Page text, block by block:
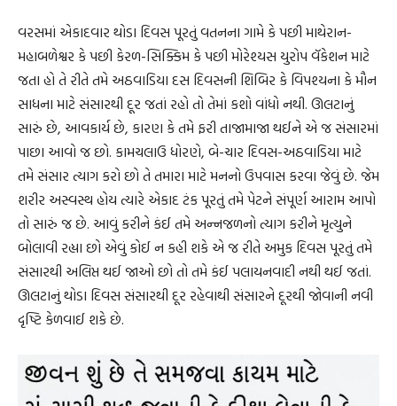
વરસમાં એકાદવાર થોડા દિવસ પૂરતું વતનના ગામે કે પછી માથેરાન-
મહાબળેશ્વર કે પછી કેરળ-સિક્કિમ કે પછી મોરેશ્યસ યુરોપ વૅકેશન માટે
જતા હો તે રીતે તમે અઠવાડિયા દસ દિવસની શિબિર કે વિપશ્યના કે મૌન
સાધના માટે સંસારથી દૂર જતાં રહો તો તેમાં કશો વાંધો નથી. ઊલટાનું
સારું છે, આવકાર્ય છે, કારણ કે તમે ફરી તાજામાજા થઈને એ જ સંસારમાં
પાછા આવો જ છો. કામચલાઉ ધોરણે, બે-ચાર દિવસ-અઠવાડિયા માટે
તમે સંસાર ત્યાગ કરો છો તે તમારા માટે મનનો ઉપવાસ કરવા જેવું છે. જેમ
શરીર અસ્વસ્થ હોય ત્યારે એકાદ ટંક પૂરતું તમે પેટને સંપૂર્ણ આરામ આપો
તો સારું જ છે. આવું કરીને કંઈ તમે અન્નજળનો ત્યાગ કરીને મૃત્યુને
બોલાવી રહ્યા છો એવું કોઈ ન કહી શકે એ જ રીતે અમુક દિવસ પૂરતું તમે
સંસારથી અલિપ્ત થઈ જાઓ છો તો તમે કંઈ પલાયનવાદી નથી થઈ જતાં.
ઊલટાનું થોડા દિવસ સંસારથી દૂર રહેવાથી સંસારને દૂરથી જોવાની નવી
દૃષ્ટિ કેળવાઈ શકે છે.